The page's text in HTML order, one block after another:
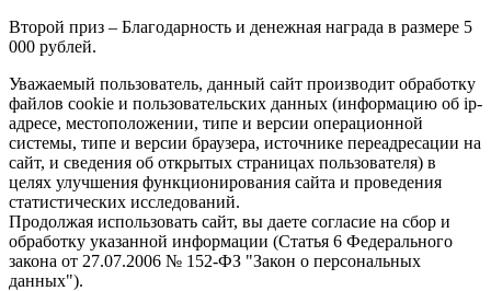
Второй приз – Благодарность и денежная награда в размере 5
000 рублей.
Уважаемый пользователь, данный сайт производит обработку
файлов cookie и пользовательских данных (информацию об ip-
адресе, местоположении, типе и версии операционной
системы, типе и версии браузера, источнике переадресации на
сайт, и сведения об открытых страницах пользователя) в
целях улучшения функционирования сайта и проведения
статистических исследований.
Продолжая использовать сайт, вы даете согласие на сбор и
обработку указанной информации (Статья 6 Федерального
закона от 27.07.2006 № 152-ФЗ "Закон о персональных
данных").